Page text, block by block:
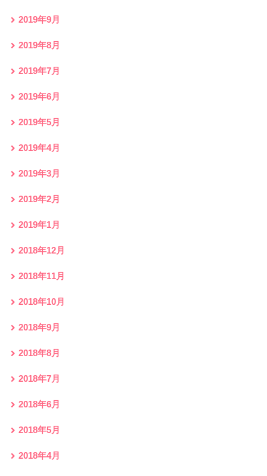
2019年9月
2019年8月
2019年7月
2019年6月
2019年5月
2019年4月
2019年3月
2019年2月
2019年1月
2018年12月
2018年11月
2018年10月
2018年9月
2018年8月
2018年7月
2018年6月
2018年5月
2018年4月